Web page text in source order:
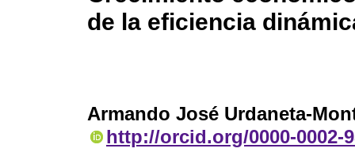
de la eficiencia
Armando José Urdaneta-
http://orcid.org/0000-0002-